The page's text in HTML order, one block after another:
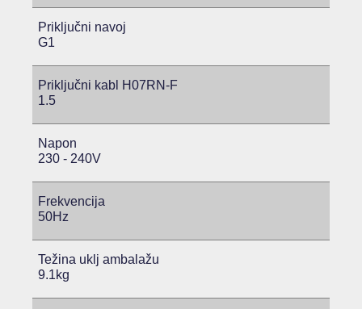
Priključni navoj
G1
Priključni kabl H07RN-F
1.5
Napon
230 - 240V
Frekvencija
50Hz
Težina uklj ambalažu
9.1kg